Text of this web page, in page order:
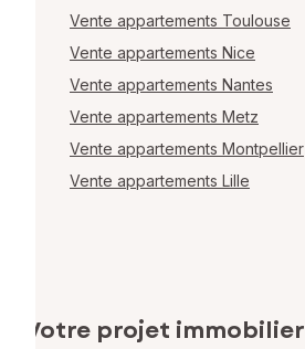
Vente appartements Toulouse
Vente appartements Nice
Vente appartements Nantes
Vente appartements Metz
Vente appartements Montpellier
Vente appartements Lille
Votre projet immobilier